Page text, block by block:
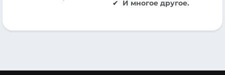
И многое другое.